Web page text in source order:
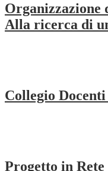
Organizzazione
Alla ricerca di
Collegio Docenti
Progetto in